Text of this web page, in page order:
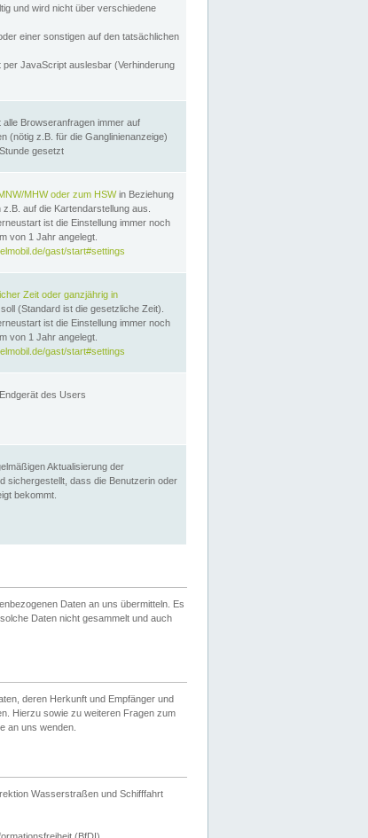
und wird nicht über verschiedene
einer sonstigen auf den tatsächlichen
JavaScript auslesbar (Verhinderung
Browseranfragen immer auf
(nötig z.B. für die Ganglinienanzeige)
gesetzt
MHW oder zum HSWin Beziehung
auf die Kartendarstellung aus.
ist die Einstellung immer noch
von 1 Jahr angelegt.
gast/start#settings
Zeit oder ganzjährig in
(Standard ist die gesetzliche Zeit).
ist die Einstellung immer noch
von 1 Jahr angelegt.
gast/start#settings
des Users
Aktualisierung der
sichergestellt, dass die Benutzerin oder
bekommt.
Daten an uns übermitteln. Es
Daten nicht gesammelt und auch
deren Herkunft und Empfänger und
Hierzu sowie zu weiteren Fragen zum
an uns wenden.
Wasserstraßen und Schifffahrt